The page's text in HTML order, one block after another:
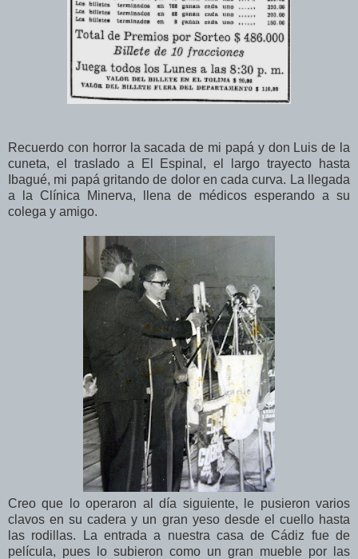
Recuerdo con horror la sacada de mi papá y don Luis de la
cuneta, el traslado a El Espinal, el largo trayecto hasta
Ibagué, mi papá gritando de dolor en cada curva. La llegada
a la Clínica Minerva, llena de médicos esperando a su
colega y amigo.
Creo que lo operaron al día siguiente, le pusieron varios
clavos en su cadera y un gran yeso desde el cuello hasta
las rodillas. La entrada a nuestra casa de Cádiz fue de
película, pues lo subieron como un gran mueble por las